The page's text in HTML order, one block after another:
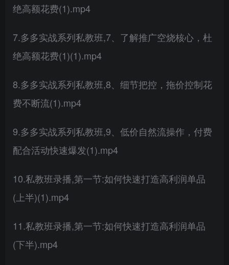
绝高额花费(1).mp4
7.多多实战系列私教班,7、了解推广空烧核心，杜
绝高额花费(1)(1).mp4
8.多多实战系列私教班,8、细节把控，拖价控制花
费不断流(1).mp4
9.多多实战系列私教班,9、低价自然流操作，付费
配合活动快速爆发(1).mp4
10.私教班录播,第一节:如何快速打造高利润单品
(上半)(1).mp4
11.私教班录播,第一节:如何快速打造高利润单品
(下半).mp4